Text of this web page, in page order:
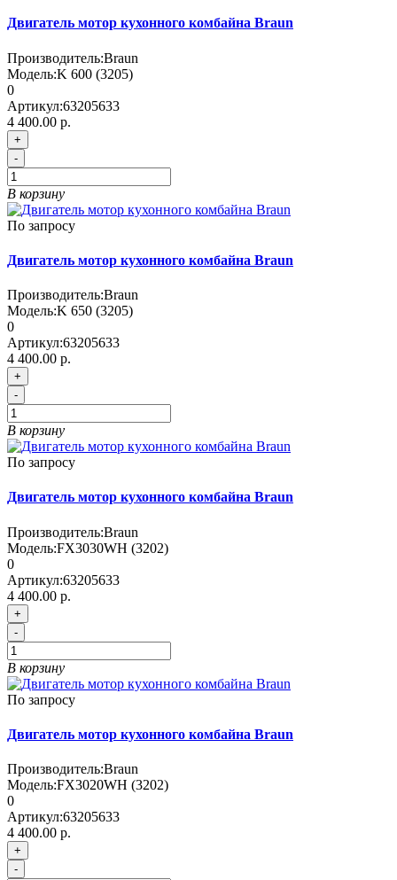
Двигатель мотор кухонного комбайна Braun
Производитель:Braun
Модель:K 600 (3205)
0
Артикул:63205633
4 400.00 р.
+
-
В корзину
По запросу
Двигатель мотор кухонного комбайна Braun
Производитель:Braun
Модель:K 650 (3205)
0
Артикул:63205633
4 400.00 р.
+
-
В корзину
По запросу
Двигатель мотор кухонного комбайна Braun
Производитель:Braun
Модель:FX3030WH (3202)
0
Артикул:63205633
4 400.00 р.
+
-
В корзину
По запросу
Двигатель мотор кухонного комбайна Braun
Производитель:Braun
Модель:FX3020WH (3202)
0
Артикул:63205633
4 400.00 р.
+
-